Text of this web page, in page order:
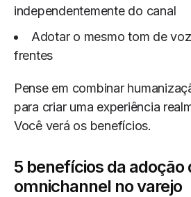
independentemente do canal
Adotar o mesmo tom de
frentes
Pense em combinar
para criar uma experiência
Você verá os benefícios.
5 benefícios da adoção
omnichannel no varejo